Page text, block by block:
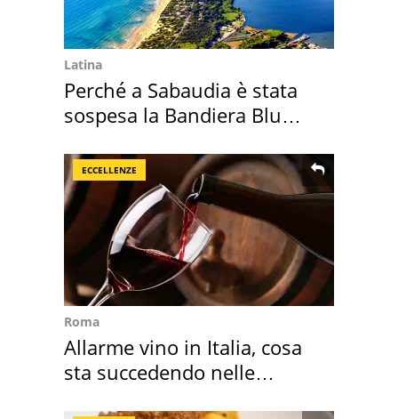
Latina
Perché a Sabaudia è stata
sospesa la Bandiera Blu
ECCELLENZE
Roma
Allarme vino in Italia, cosa
sta succedendo nelle